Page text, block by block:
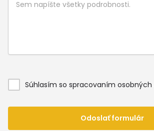
Súhlasím so spracovaním osobných
Odoslať formulár